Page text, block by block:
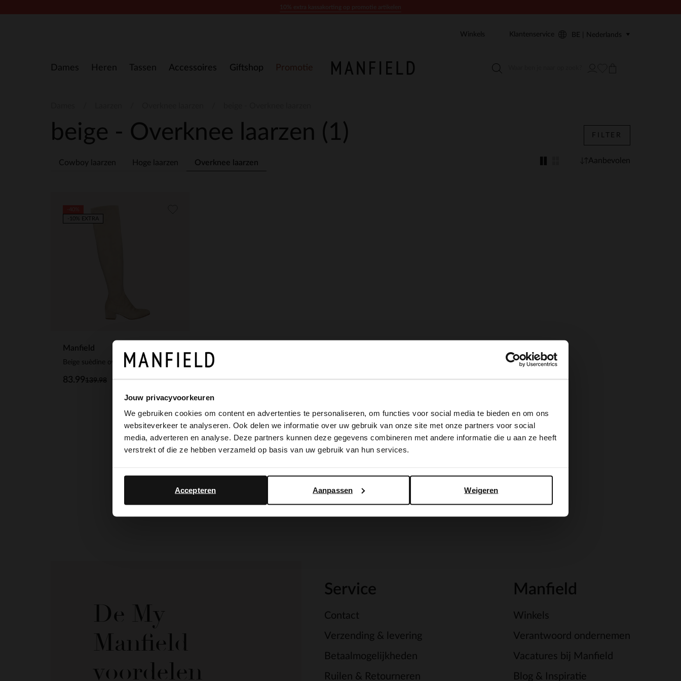
Jouw privacyvoorkeuren
We gebruiken cookies om content en advertenties te personaliseren, om functies voor social media te bieden en om ons
websiteverkeer te analyseren. Ook delen we informatie over uw gebruik van onze site met onze partners voor social
media, adverteren en analyse. Deze partners kunnen deze gegevens combineren met andere informatie die u aan ze heeft
verstrekt of die ze hebben verzameld op basis van uw gebruik van hun services.
Weigeren
Aanpassen
Accepteren
Dames Heren Tassen Accessoires Giftshop Promotie
Winkels Klantenservice BE | Nederlands
beige - Overknee laarzen (1)
Cowboy laarzen Hoge laarzen Overknee laarzen
FILTER
Aanbevolen
Manfield
Beige suèdine overknee laarzen
139.98
83.99
-10% EXTRA
De My
Manfield
voordelen
Service
Contact
Verzending & levering
Betaalmogelijkheden
Ruilen & Retourneren
Manfield
Winkels
Verantwoord ondernemen
Vacatures bij Manfield
Blog & Inspiratie
×
It looks like your language isn't Dutch. Would you like to